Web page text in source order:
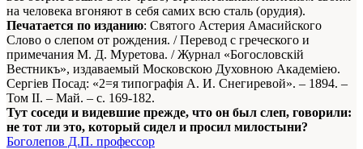
на человека вгоняют в себя самих всю сталь (орудия).
Печатается по изданию: Святого Астерия Амасийского
Слово о слепом от рождения. /Перевод с греческого и
примечания М. Д. Муретова. / Журнал «Богословскiй
Вестникъ», издаваемый Московскою Духовною Академiею.
Сергiев Посад: «2=я типографiя А. И. Снегиревой». – 1894. –
Том II. – Май. – с. 169-182.
Тут соседи и видевшие прежде, что он был слеп, говорили:
не тот ли это, который сидел и просил милостыни?
Боголепов Д.П. профессор